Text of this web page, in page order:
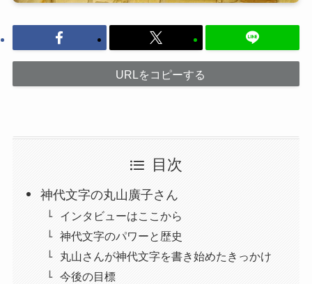
URLをコピーする
目次
神代文字の丸山廣子さん
インタビューはここから
神代文字のパワーと歴史
丸山さんが神代文字を書き始めたきっかけ
今後の目標